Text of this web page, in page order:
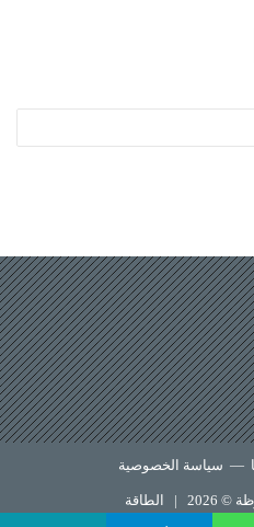
— سياسة الخصوصية
2026 | الطاقة